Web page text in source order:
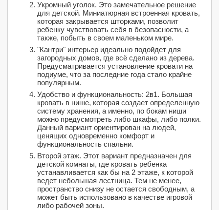
Укромный уголок. Это замечательное решение
для детской. Миниатюрная встроенная кровать,
которая закрывается шторками, позволит
ребенку чувствовать себя в безопасности, а
также, побыть в своем маленьком мире.
"Кантри" интерьер идеально подойдет для
загородных домов, где всё сделано из дерева.
Предусматривается установление кровати на
подиуме, что за последние года стало крайне
популярным.
Удобство и функциональность: 2в1. Большая
кровать в нише, которая создает определенную
систему хранения, а именно, по бокам ниши
можно предусмотреть либо шкафы, либо полки.
Данный вариант ориентирован на людей,
ценящих одновременно комфорт и
функциональность спальни.
Второй этаж. Этот вариант предназначен для
детской комнаты, где кровать ребенка
устанавливается как бы на 2 этаже, к которой
ведет небольшая лестница. Тем не менее,
пространство снизу не остается свободным, а
может быть использовано в качестве игровой
либо рабочей зоны.